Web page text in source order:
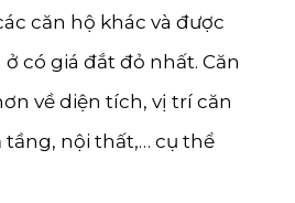
căn hộ khác và được
ở có giá đắt đỏ nhất. Căn
về diện tích, vị trí căn
tầng, nội thất,… cụ thể